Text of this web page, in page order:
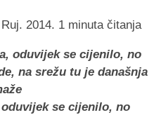
2014. 1 minuta čitanja
se cijenilo, no